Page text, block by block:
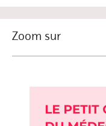
Zoom sur